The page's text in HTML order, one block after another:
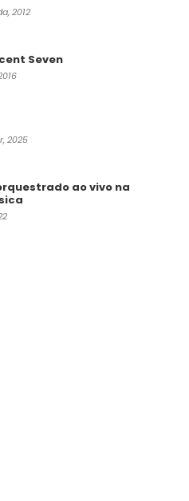
2012
Seven
2025
ao vivo na